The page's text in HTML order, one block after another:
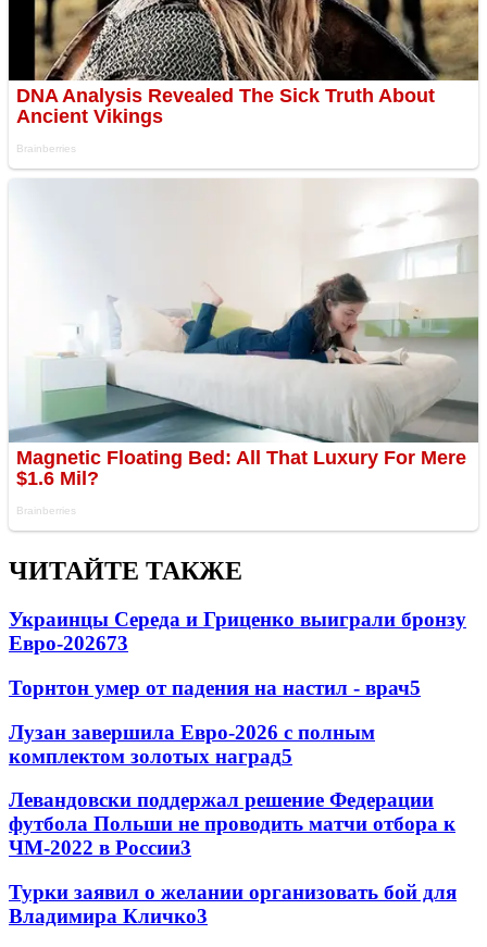
ЧИТАЙТЕ ТАКЖЕ
Украинцы Середа и Гриценко выиграли бронзу
Евро-202673
Торнтон умер от падения на настил - врач5
Лузан завершила Евро-2026 с полным
комплектом золотых наград5
Левандовски поддержал решение Федерации
футбола Польши не проводить матчи отбора к
ЧМ-2022 в России3
Турки заявил о желании организовать бой для
Владимира Кличко3